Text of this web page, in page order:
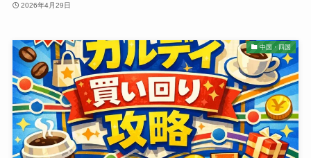
2026年4月29日
中国・四国